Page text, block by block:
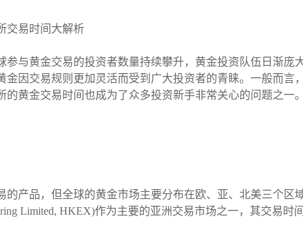
交易时间大解析
参与黄金交易的投资者数量持续攀升，黄金投资队伍日渐
金因交易规则更加灵活而受到广大投资者的青睐。一般而
的黄金交易时间也成为了众多投资新手非常关心的问题之一。
的产品，但全球的黄金市场主要分布在欧、亚、北美三个
Limited, HKEX)作为主要的亚洲交易市场之一，其交易时